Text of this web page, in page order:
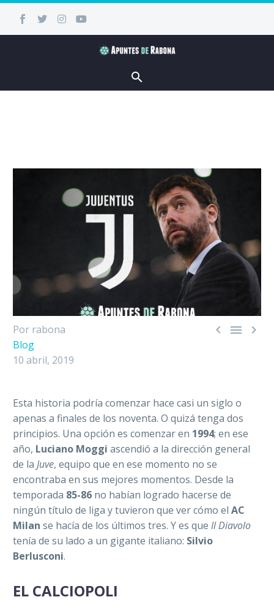
  
Por rabona
Blog
10 abril, 2019
Esta historia podría comenzar hace casi un siglo o
apenas a finales de los noventa. O quizá tenga dos
principios. Una opción es comenzar en 1994; en ese
año, Luciano Moggi ascendió a la dirección general
de la Juve, equipo que en ese momento no se
encontraba en sus mejores momentos. Desde la
temporada 85-86 no habían logrado hacerse de
ningún título de liga y tuvieron que ver cómo el AC
Milan se hacía de los últimos tres. Y es que Il Diavolo
tenía de su lado a un gigante italiano: Silvio
Berlusconi.
EL CALCIOPOLI